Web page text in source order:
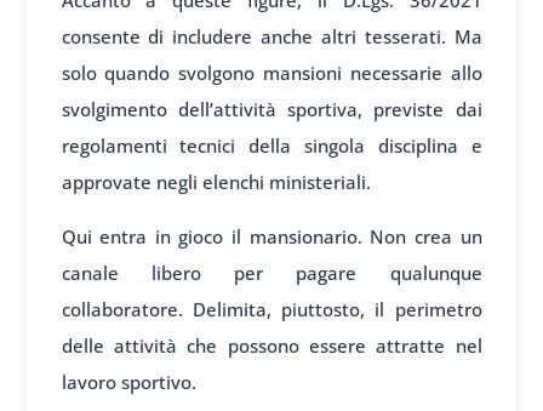
consente di includere anche altri tesserati. Ma
solo quando svolgono mansioni necessarie allo
svolgimento dell’attività sportiva, previste dai
regolamenti tecnici della singola disciplina e
approvate negli elenchi ministeriali.
Qui entra in gioco il mansionario. Non crea un
canale libero per pagare qualunque
collaboratore. Delimita, piuttosto, il perimetro
delle attività che possono essere attratte nel
lavoro sportivo.